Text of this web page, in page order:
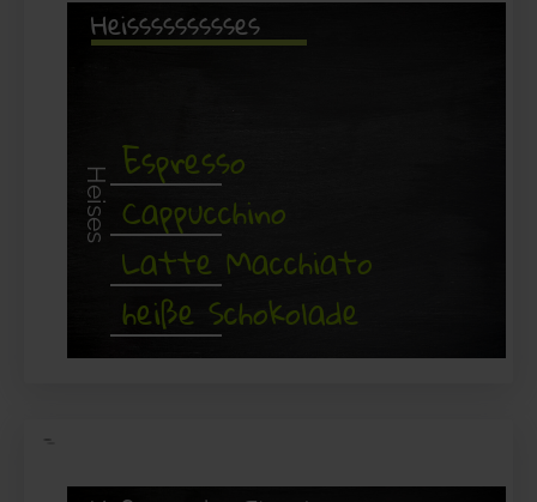
Heissssssssses
Heises
Espresso
Cappucchino
Latte Macchiato
heiße Schokolade